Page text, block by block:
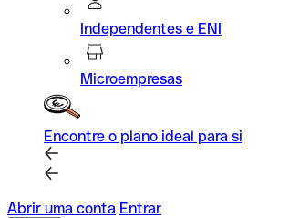
Independentes e ENI
Microempresas
Encontre o plano ideal para si
Abrir uma conta Entrar